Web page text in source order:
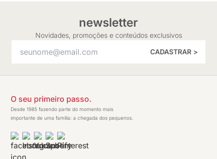
newsletter
Novidades, promoções e conteúdos exclusivos
CADASTRAR >
O seu primeiro passo.
Desde 1985 fazendo parte do momento mais
importante de uma família: a chegada dos pequenos.